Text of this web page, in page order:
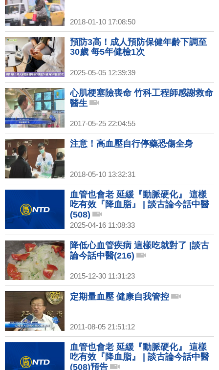
2018-01-10 17:08:50
預防3高！成人預防保健年齡下調至
30歲 每5年健檢1次
2025-05-05 12:39:39
心肌梗塞險喪命 竹科工程師感謝救命
醫生
2017-05-25 22:04:55
注意！高血壓自行停藥恐傷全身
2018-05-10 13:32:31
血管也會老 延緩『動脈硬化』 這樣
吃有效『降血脂』 | 談古論今話中醫
(508)
2025-04-16 11:08:33
降低心血管疾病 這樣吃就對了 |談古
論今話中醫(216)
2015-12-30 11:31:23
定期量血壓 健康自我管控
2011-08-05 21:51:12
血管也會老 延緩『動脈硬化』 這樣
吃有效『降血脂』 | 談古論今話中醫
(508)預告